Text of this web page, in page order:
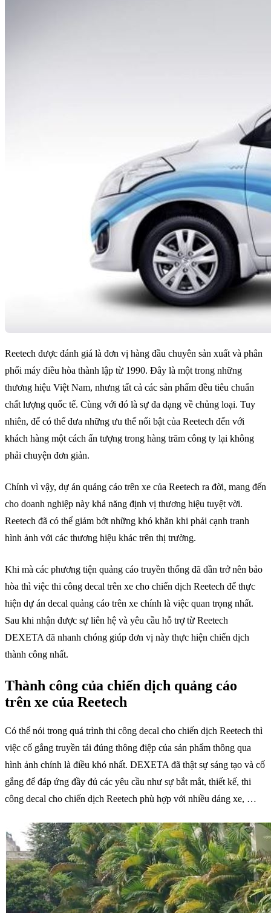
Reetech được đánh giá là đơn vị hàng đầu chuyên sản xuất và phân
phối máy điều hòa thành lập từ 1990. Đây là một trong những
thương hiệu Việt Nam, nhưng tất cả các sản phẩm đều tiêu chuẩn
chất lượng quốc tế. Cùng với đó là sự đa dạng về chủng loại. Tuy
nhiên, để có thể đưa những ưu thế nổi bật của Reetech đến với
khách hàng một cách ấn tượng trong hàng trăm công ty lại không
phải chuyện đơn giản.
Chính vì vậy, dự án quảng cáo trên xe của Reetech ra đời, mang đến
cho doanh nghiệp này khả năng định vị thương hiệu tuyệt vời.
Reetech đã có thể giảm bớt những khó khăn khi phải cạnh tranh
hình ảnh với các thương hiệu khác trên thị trường.
Khi mà các phương tiện quảng cáo truyền thống đã dần trở nên bảo
hòa thì việc thi công decal trên xe cho chiến dịch Reetech để thực
hiện dự án decal quảng cáo trên xe chính là việc quan trọng nhất.
Sau khi nhận được sự liên hệ và yêu cầu hỗ trợ từ Reetech
DEXETA đã nhanh chóng giúp đơn vị này thực hiện chiến dịch
thành công nhất.
Thành công của chiến dịch quảng cáo
trên xe của Reetech
Có thể nói trong quá trình thi công decal cho chiến dịch Reetech thì
việc cố gắng truyền tải đúng thông điệp của sản phẩm thông qua
hình ảnh chính là điều khó nhất. DEXETA đã thật sự sáng tạo và cố
gắng để đáp ứng đầy đủ các yêu cầu như sự bắt mắt, thiết kế, thi
công decal cho chiến dịch Reetech phù hợp với nhiều dáng xe, …